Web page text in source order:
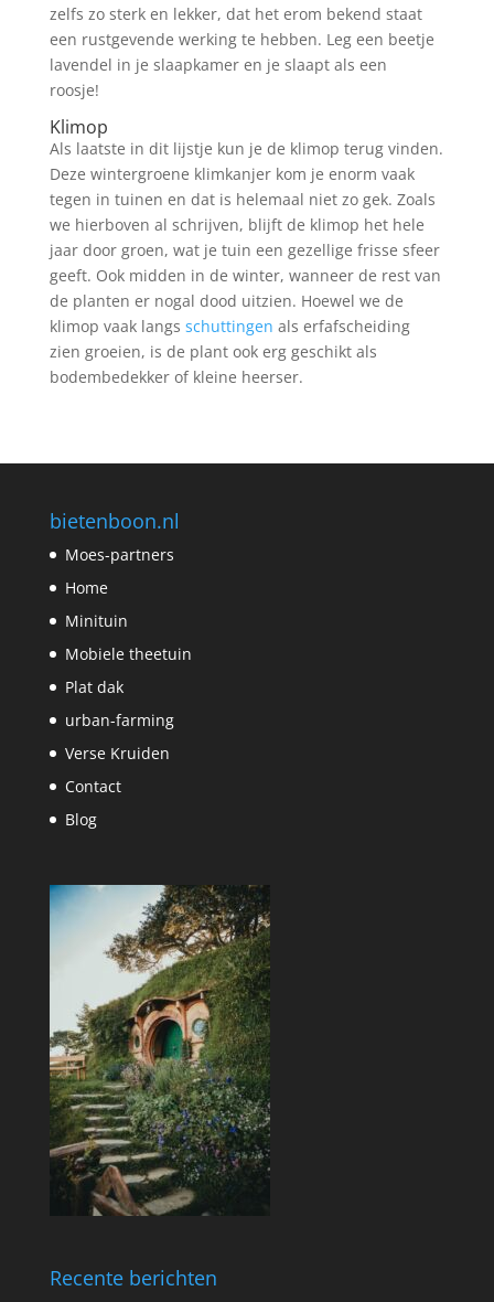
zelfs zo sterk en lekker, dat het erom bekend staat
een rustgevende werking te hebben. Leg een beetje
lavendel in je slaapkamer en je slaapt als een
roosje!
Klimop
Als laatste in dit lijstje kun je de klimop terug vinden.
Deze wintergroene klimkanjer kom je enorm vaak
tegen in tuinen en dat is helemaal niet zo gek. Zoals
we hierboven al schrijven, blijft de klimop het hele
jaar door groen, wat je tuin een gezellige frisse sfeer
geeft. Ook midden in de winter, wanneer de rest van
de planten er nogal dood uitzien. Hoewel we de
klimop vaak langs schuttingen als erfafscheiding
zien groeien, is de plant ook erg geschikt als
bodembedekker of kleine heerser.
bietenboon.nl
Moes-partners
Home
Minituin
Mobiele theetuin
Plat dak
urban-farming
Verse Kruiden
Contact
Blog
Recente berichten